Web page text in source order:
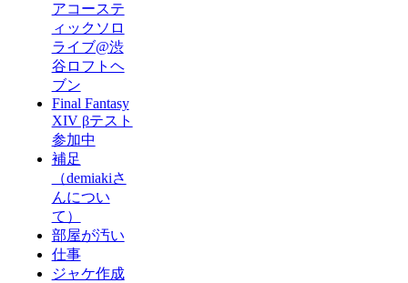
アコーステ
ィックソロ
ライブ@渋
谷ロフトヘ
ブン
Final Fantasy
XIV βテスト
参加中
補足
（demiakiさ
んについ
て）
部屋が汚い
仕事
ジャケ作成